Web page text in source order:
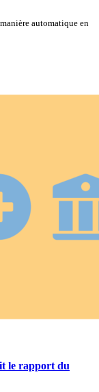
automatique en
le rapport du